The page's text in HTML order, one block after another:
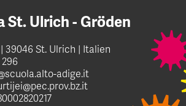
St. Ulrich - Gröden
39046 St. Ulrich | Italien
adige.it